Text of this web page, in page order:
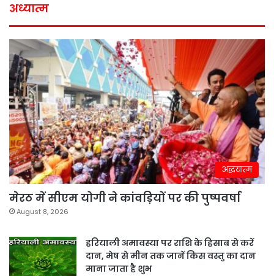
अध्यात्म
अद्धयात्म
मेरठ में सीएम योगी ने कांवड़ियों पर की पुष्पवर्षा
August 8, 2026
हरियाली अमावस्या पर राशि के हिसाब से करें
दान, मेष से मीन तक जानें किस वस्तु का दान
माना जाता है शुभ